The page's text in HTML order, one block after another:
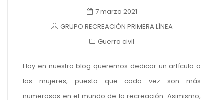
7 marzo 2021
GRUPO RECREACIÓN PRIMERA LÍNEA
Guerra civil
Hoy en nuestro blog queremos dedicar un artículo a
las mujeres, puesto que cada vez son más
numerosas en el mundo de la recreación. Asimismo,